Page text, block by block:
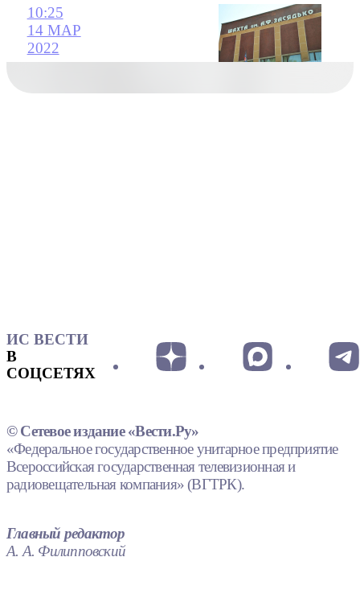
10:25
14 МАР
2022
ИС ВЕСТИ
В
СОЦСЕТЯХ
© Сетевое издание «Вести.Ру»
«Федеральное государственное унитарное предприятие
Всероссийская государственная телевизионная и
радиовещательная компания» (ВГТРК).
Главный редактор
А. А. Филипповский